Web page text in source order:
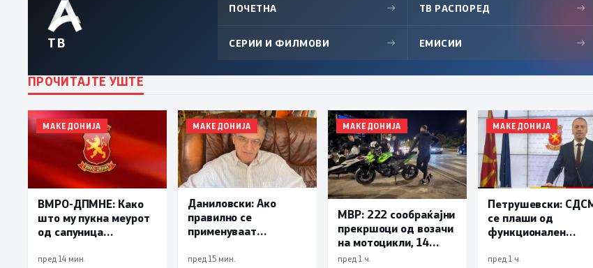
ТВ
ПОЧЕТНА → ТВ РАСПОРЕД →
СЕРИИ И ФИЛМОВИ → ЕМИСИИ →
ПРОЧИТАЈТЕ УШТЕ
МАКЕДОНИЈА
ВМРО-ДПМНЕ: Како
што му пукна меурот
од сапуница
така на талогот на
пред 14 мин.
МАКЕДОНИЈА
Даниловски: Ако
правилно се
применуваат
може да се
пред 15 мин.
МАКЕДОНИЈА
МВР: 222 сообраќајни
прекршоци од возачи
на мотоцикли, 14
лишени поради
пред 1 ч.
МАКЕДОНИЈА
Петрушевски:
се плаши од
функционален
град“ е доказ дека
пред 1 ч.